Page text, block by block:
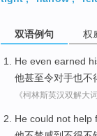
双语例句 权
He even earned
他甚至令对手也不
《柯林斯英汉双解大词
He could not help